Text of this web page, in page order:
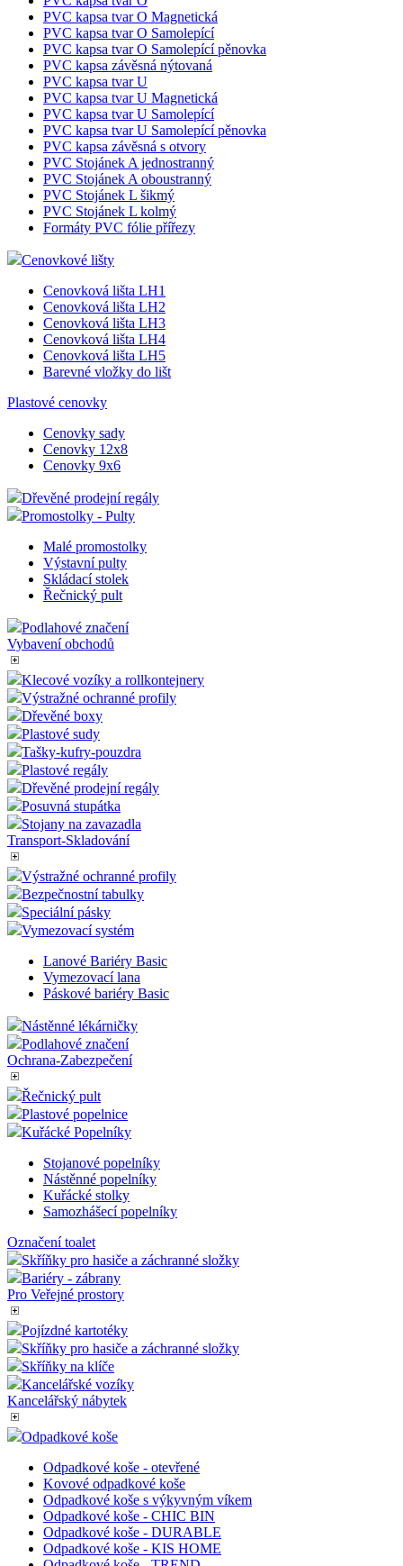
PVC kapsa tvar O Magnetická
PVC kapsa tvar O Samolepící
PVC kapsa tvar O Samolepící pěnovka
PVC kapsa závěsná nýtovaná
PVC kapsa tvar U
PVC kapsa tvar U Magnetická
PVC kapsa tvar U Samolepící
PVC kapsa tvar U Samolepící pěnovka
PVC kapsa závěsná s otvory
PVC Stojánek A jednostranný
PVC Stojánek A oboustranný
PVC Stojánek L šikmý
PVC Stojánek L kolmý
Formáty PVC fólie přířezy
Cenovkové lišty
Cenovková lišta LH1
Cenovková lišta LH2
Cenovková lišta LH3
Cenovková lišta LH4
Cenovková lišta LH5
Barevné vložky do lišt
Cenovky sady
Cenovky 12x8
Cenovky 9x6
Dřevěné prodejní regály
Promostolky - Pulty
Výstavní pulty
Skládací stolek
Řečnický pult
Podlahové značení
Vybavení obchodů
Klecové vozíky a rollkontejnery
Výstražné ochranné profily
Dřevěné boxy
Tašky-kufry-pouzdra
Plastové regály
Dřevěné prodejní regály
Posuvná stupátka
Transport-Skladování
Výstražné ochranné profily
Speciální pásky
Vymezovací systém
Vymezovací lana
Páskové bariéry Basic
Podlahové značení
Ochrana-Zabezpečení
Řečnický pult
Plastové popelnice
Kuřácké Popelníky
Stojanové popelníky
Nástěnné popelníky
Samozhášecí popelníky
Označení toalet
Skříňky pro hasiče a záchranné složky
Bariéry - zábrany
Pro Veřejné prostory
Skříňky pro hasiče a záchranné složky
Skříňky na klíče
Kancelářské vozíky
Kancelářský nábytek
Odpadkové koše